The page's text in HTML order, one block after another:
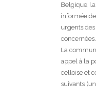
Belgique,
informée
urgents
concernées.
La
appel à la
celloise et
suivants